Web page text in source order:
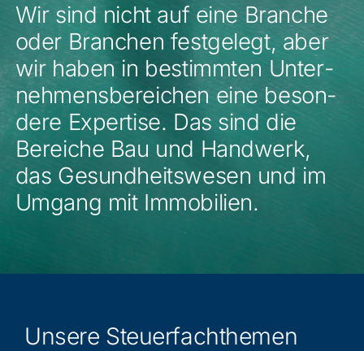
Wir sind nicht auf eine Bran­che
oder Bran­chen fest­ge­legt, aber
wir haben in bestimm­ten Unter­
neh­mens­be­rei­chen eine beson­
de­re Exper­ti­se. Das sind die
Berei­che Bau und Hand­werk,
das Gesund­heits­we­sen und im
Umgang mit Immobilien.
Unse­re Steuerfachthemen